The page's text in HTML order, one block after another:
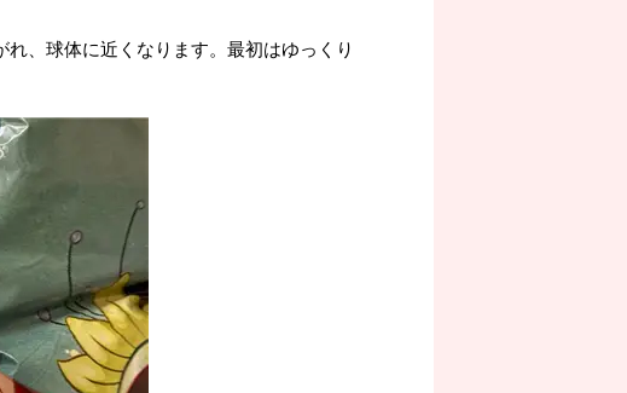
、球体に近くなります。最初はゆっくり